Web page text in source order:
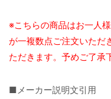
※こちらの商品はお一人
が一複数点ご注文いただ
ただきます。予めご了承
■メーカー説明文引用